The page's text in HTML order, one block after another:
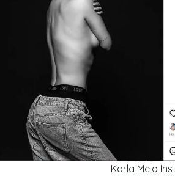
Karla Melo